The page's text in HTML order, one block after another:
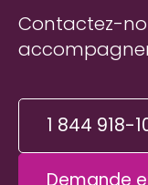
Contactez-
1 844 918-